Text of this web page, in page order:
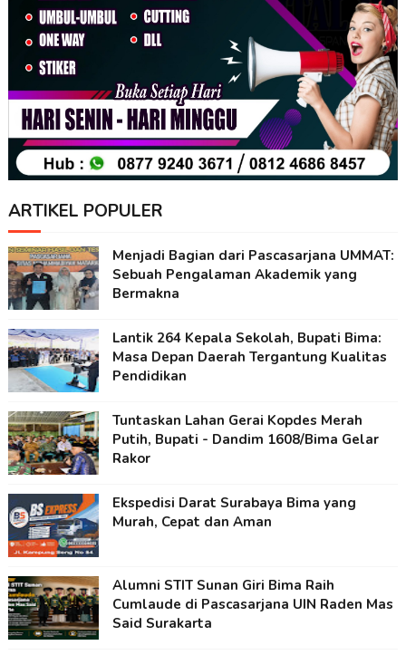
ARTIKEL POPULER
Menjadi Bagian dari Pascasarjana UMMAT:
Sebuah Pengalaman Akademik yang
Bermakna
Lantik 264 Kepala Sekolah, Bupati Bima:
Masa Depan Daerah Tergantung Kualitas
Pendidikan
Tuntaskan Lahan Gerai Kopdes Merah
Putih, Bupati - Dandim 1608/Bima Gelar
Rakor
Ekspedisi Darat Surabaya Bima yang
Murah, Cepat dan Aman
Alumni STIT Sunan Giri Bima Raih
Cumlaude di Pascasarjana UIN Raden Mas
Said Surakarta